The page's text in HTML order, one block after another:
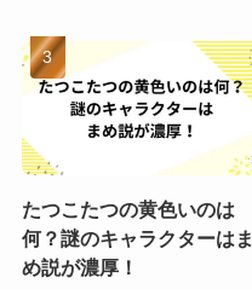
たつこたつの黄色いのは
何？謎のキャラクターはま
め説が濃厚！